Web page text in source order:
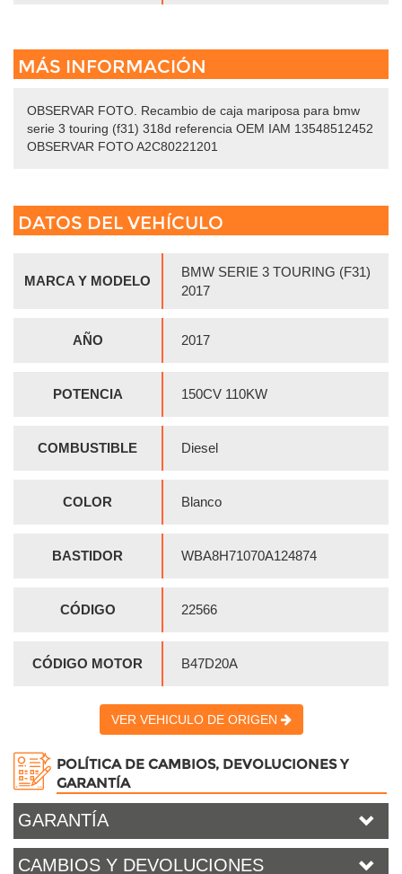
MÁS INFORMACIÓN
OBSERVAR FOTO. Recambio de caja mariposa para bmw
serie 3 touring (f31) 318d referencia OEM IAM 13548512452
OBSERVAR FOTO A2C80221201
DATOS DEL VEHÍCULO
MARCA Y MODELO
BMW SERIE 3 TOURING (F31)
2017
AÑO 2017
POTENCIA 150CV 110KW
COMBUSTIBLE Diesel
COLOR Blanco
BASTIDOR WBA8H71070A124874
CÓDIGO 22566
CÓDIGO MOTOR B47D20A
VER VEHICULO DE ORIGEN
POLÍTICA DE CAMBIOS, DEVOLUCIONES Y
GARANTÍA
GARANTÍA
CAMBIOS Y DEVOLUCIONES